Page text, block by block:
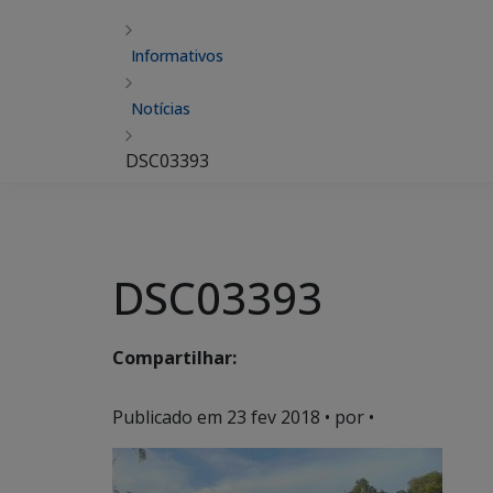
Informativos
Notícias
DSC03393
DSC03393
Compartilhar:
Publicado em 23 fev 2018 • por •